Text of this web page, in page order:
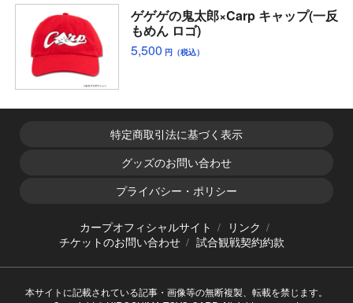
ゲゲゲの鬼太郎×Carp キャップ(一反
もめん ロゴ)
5,500 円（税込）
特定商取引法に基づく表示
グッズのお問い合わせ
プライバシー・ポリシー
カープオフィシャルサイト
リンク
チケットのお問い合わせ
試合観戦契約約款
本サイトに記載されている記事・画像等の無断複製、転載を禁じます。